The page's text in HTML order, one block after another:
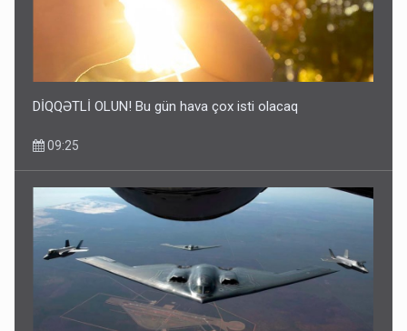
DİQQƏTLİ OLUN! Bu gün hava çox isti olacaq
09:25